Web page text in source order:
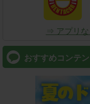
⇒ アプリな
おすすめコンテ